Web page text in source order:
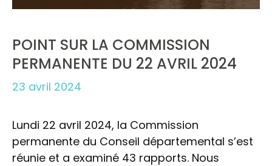
POINT SUR LA COMMISSION
PERMANENTE DU 22 AVRIL 2024
23 avril 2024
Lundi 22 avril 2024, la Commission
permanente du Conseil départemental s’est
réunie et a examiné 43 rapports. Nous